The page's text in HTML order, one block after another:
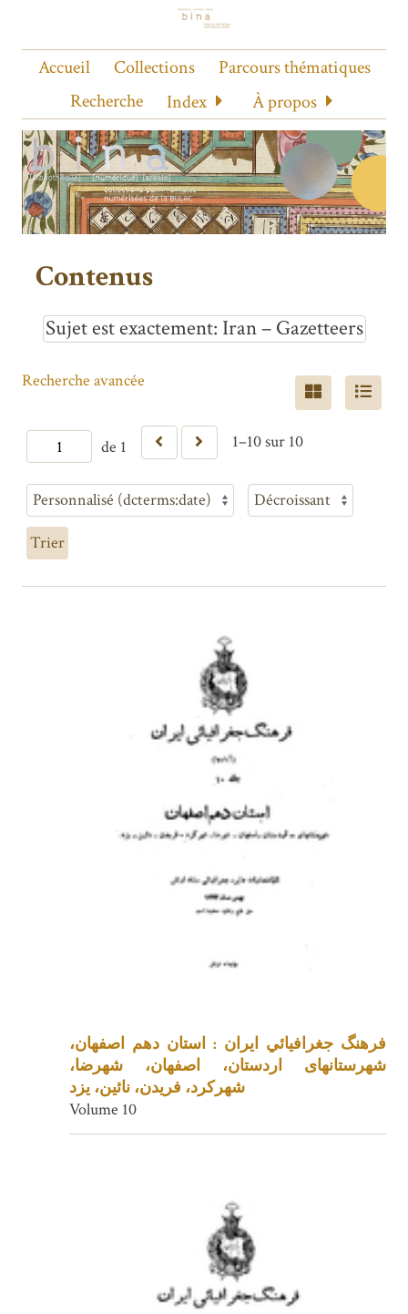
Accueil Collections
Parcours thématiques
Recherche
Index À propos
Contenus
Sujet est exactement Iran – Gazetteers
de 1 1–10 sur 10
Recherche avancée
Trier
فرهنگ جغرافيائي ايران : استان دهم اصفهان،
شهرستانهای اردستان، اصفهان، شهرضا،
شهرکرد، فریدن، نائین، یزد
Volume 10